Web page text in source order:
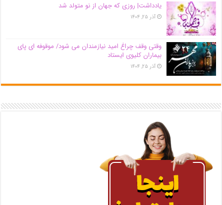
یادداشت| روزی که جهان از نو متولد شد
آذر ۲۵, ۱۴۰۴
وقتی وقف چراغ امید نیازمندان می شود/ موقوفه ای پای
بیماران کلیوی ایستاد
آذر ۲۵, ۱۴۰۴